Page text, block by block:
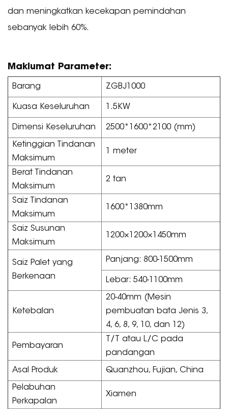
dan meningkatkan kecekapan pemindahan
sebanyak lebih 60%.
Maklumat Parameter:
Barang ZGBJ1000
Kuasa Keseluruhan 1.5KW
Dimensi Keseluruhan 2500*1600*2100 (mm)
Ketinggian Tindanan
Maksimum
1 meter
Berat Tindanan
Maksimum
2 tan
Saiz Tindanan
Maksimum
1600*1380mm
Saiz Susunan
Maksimum
1200×1200×1450mm
Saiz Palet yang
Berkenaan
Panjang: 800-1500mm
Lebar: 540-1100mm
Ketebalan
20-40mm (Mesin
pembuatan bata Jenis 3,
4, 6, 8, 9, 10, dan 12)
Pembayaran
T/T atau L/C pada
pandangan
Asal Produk Quanzhou, Fujian, China
Pelabuhan
Perkapalan
Xiamen